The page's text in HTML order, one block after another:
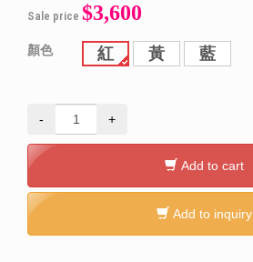
Sale price $3,600
顏色 紅 黃 藍
- +
Add to cart
Add to inquiry